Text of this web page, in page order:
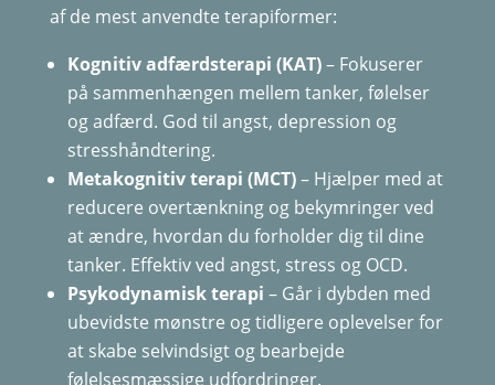
af de mest anvendte terapiformer:
Kognitiv adfærdsterapi (KAT)– Fokuserer
på sammenhængen mellem tanker, følelser
og adfærd. God til angst, depression og
stresshåndtering.
Metakognitiv terapi (MCT)– Hjælper med at
reducere overtænkning og bekymringer ved
at ændre, hvordan du forholder dig til dine
tanker. Effektiv ved angst, stress og OCD.
Psykodynamisk terapi – Går i dybden med
ubevidste mønstre og tidligere oplevelser for
at skabe selvindsigt og bearbejde
følelsesmæssige udfordringer.